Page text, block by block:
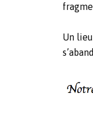
Un